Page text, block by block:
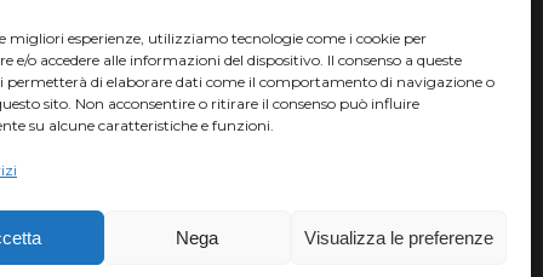
migliori esperienze, utilizziamo tecnologie come i cookie per
e/o accedere alle informazioni del dispositivo. Il consenso a queste
permetterà di elaborare dati come il comportamento di navigazione o
sito. Non acconsentire o ritirare il consenso può influire
su alcune caratteristiche e funzioni.
Nega Visualizza le preferenze
HERVÉ BARMASSE INSUBRIA BIKE FESTIVAL
LUCA BRAIDOT MARATHON BIKE DELLA BRIANZA
MATHIEU VAN DER POEL
TRIATHLON OLIMPICO